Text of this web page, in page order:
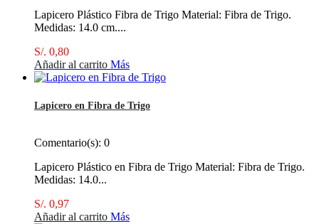
Lapicero Plástico Fibra de Trigo Material: Fibra de Trigo.
Medidas: 14.0 cm....
S/. 0,80
Añadir al carrito Más
Lapicero en Fibra de Trigo
Comentario(s): 0
Lapicero Plástico en Fibra de Trigo Material: Fibra de Trigo.
Medidas: 14.0...
S/. 0,97
Añadir al carrito Más